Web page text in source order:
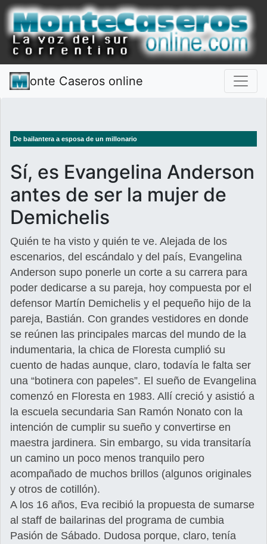
onte Caseros online
De bailantera a esposa de un millonario
Sí, es Evangelina Anderson
antes de ser la mujer de
Demichelis
Quién te ha visto y quién te ve. Alejada de los
escenarios, del escándalo y del país, Evangelina
Anderson supo ponerle un corte a su carrera para
poder dedicarse a su pareja, hoy compuesta por el
defensor Martín Demichelis y el pequeño hijo de la
pareja, Bastián. Con grandes vestidores en donde
se reúnen las principales marcas del mundo de la
indumentaria, la chica de Floresta cumplió su
cuento de hadas aunque, claro, todavía le falta ser
una “botinera con papeles”. El sueño de Evangelina
comenzó en Floresta en 1983. Allí creció y asistió a
la escuela secundaria San Ramón Nonato con la
intención de cumplir su sueño y convertirse en
maestra jardinera. Sin embargo, su vida transitaría
un camino un poco menos tranquilo pero
acompañado de muchos brillos (algunos originales
y otros de cotillón).
A los 16 años, Eva recibió la propuesta de sumarse
al staff de bailarinas del programa de cumbia
Pasión de Sábado. Dudosa porque, claro, tenía